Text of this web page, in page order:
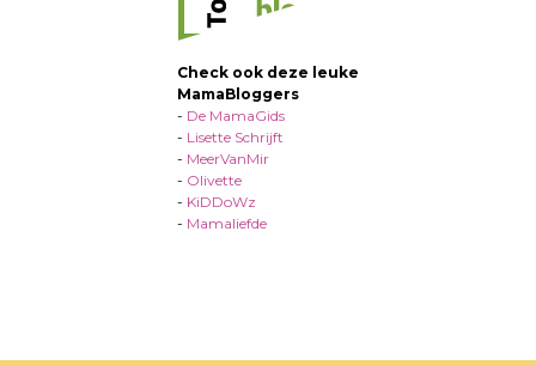
Check ook deze leuke
MamaBloggers
- De MamaGids
- Lisette Schrijft
- MeerVanMir
- Olivette
- KiDDoWz
- Mamaliefde